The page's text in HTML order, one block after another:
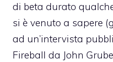
di beta durato
si è venuto a sapere
ad un’intervista
Fireball da John